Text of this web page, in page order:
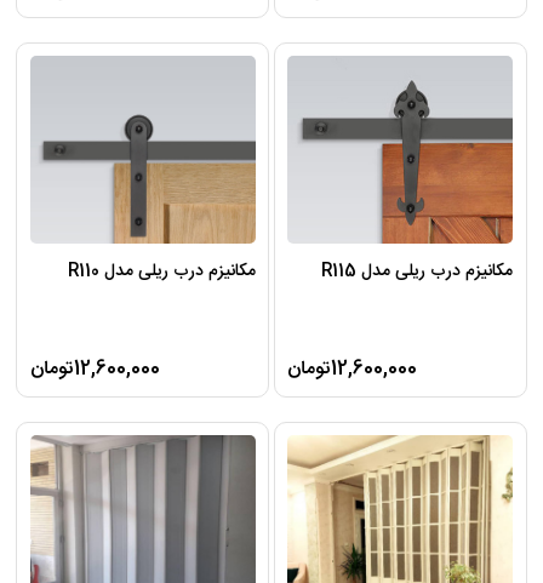
مکانیزم درب ریلی مدل R115
12,600,000تومان
مکانیزم درب ریلی مدل R110
12,600,000تومان